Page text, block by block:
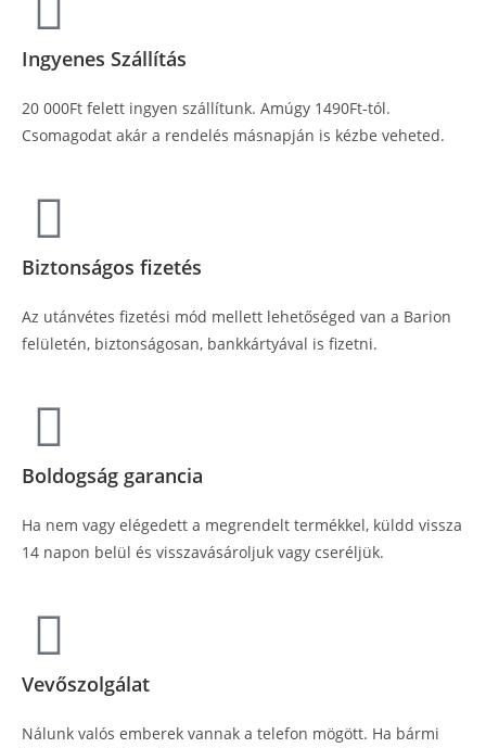
Ingyenes Szállítás
20 000Ft felett ingyen szállítunk. Amúgy 1490Ft-tól.
Csomagodat akár a rendelés másnapján is kézbe veheted.
Biztonságos fizetés
Az utánvétes fizetési mód mellett lehetőséged van a Barion
felületén, biztonságosan, bankkártyával is fizetni.
Boldogság garancia
Ha nem vagy elégedett a megrendelt termékkel, küldd vissza
14 napon belül és visszavásároljuk vagy cseréljük.
Vevőszolgálat
Nálunk valós emberek vannak a telefon mögött. Ha bármi